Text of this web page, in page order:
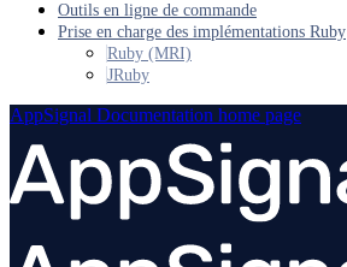
Outils en ligne de commande
Prise en charge des implémentations Ruby
Ruby (MRI)
JRuby
AppSignal Documentation home page